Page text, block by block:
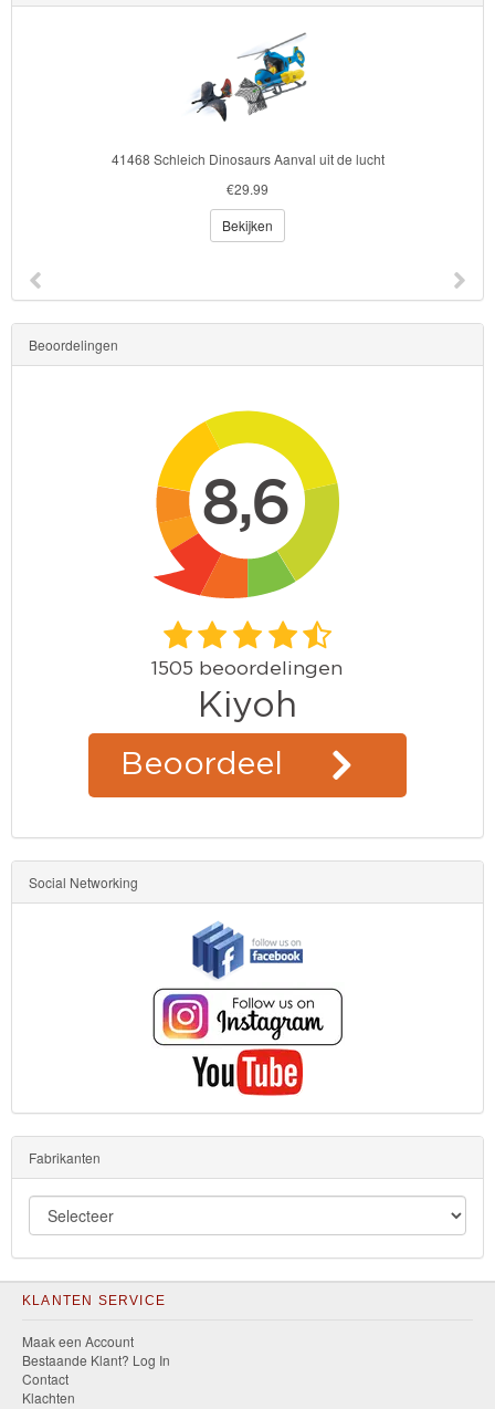
41468 Schleich Dinosaurs Aanval uit de lucht
€29.99
Bekijken
Beoordelingen
Social Networking
Fabrikanten
KLANTEN SERVICE
Maak een Account
Bestaande Klant? Log In
Contact
Klachten